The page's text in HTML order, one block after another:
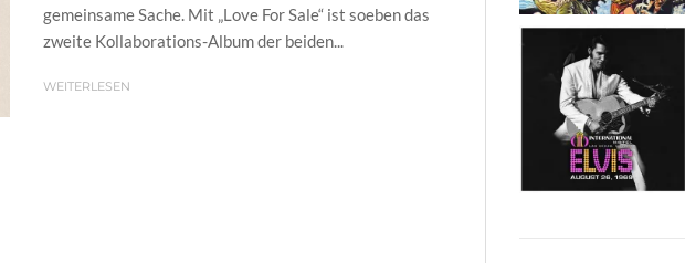
gemeinsame Sache. Mit „Love For Sale“ ist soeben das
zweite Kollaborations-Album der beiden...
WEITERLESEN